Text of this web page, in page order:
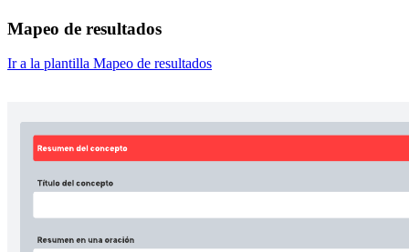
Mapeo de resultados
Ir a la plantilla Mapeo de resultados